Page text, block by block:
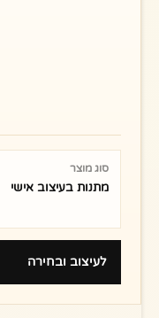
סוג מוצר
מתנות בעיצוב אישי
לעיצוב ובחירה